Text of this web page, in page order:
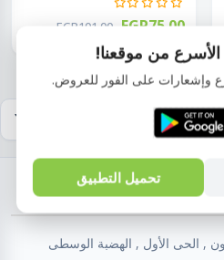
EGP101.00 EGP75.00
, الحى الأول , الهضبة الوسطى
من موقعنا!
وإشعارات على الفور للعروض.
تحميل التطبيق